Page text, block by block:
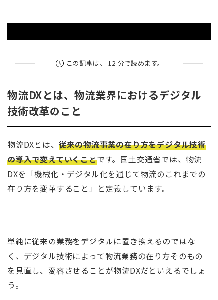
この記事は、 12 分で読めます。
物流DXとは、物流業界におけるデジタル
技術改革のこと
物流DXとは、 従来の物流事業の在り方をデジタル技術
の導入で変えていくことです。国土交通省では、物流
DXを「機械化・デジタル化を通じて物流のこれまでの
在り方を変革すること」と定義しています。
単純に従来の業務をデジタルに置き換えるのではな
く、デジタル技術によって物流業務の在り方そのもの
を見直し、変容させることが物流DXだといえるでしょ
う。